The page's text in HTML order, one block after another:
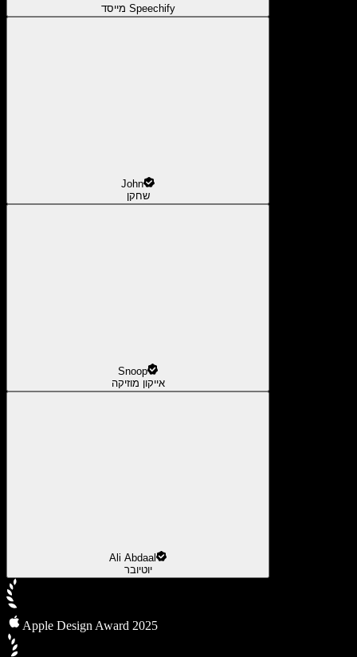
מייסד Speechify
John
שחקן
Snoop
אייקון מוזיקה
Ali Abdaal
יוטיובר
Apple Design Award 2025